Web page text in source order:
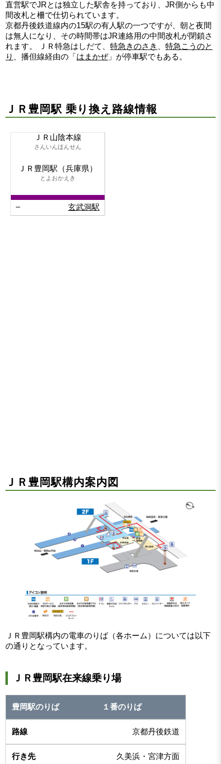
直営駅でJRとは独立した駅舎を持っており、JR側からも中
間改札と柵で仕切られています。
京都丹後鉄道線内の15駅の有人駅の一つですが、朝と夜間
は無人になり、その時間帯はJR連絡用の中間改札が閉鎖さ
れます。 ＪＲ特急はしだて、特急きのさき 、特急こうのと
り
、播但線経由の「 はまかぜ」が停車駅でもある。
ＪＲ豊岡駅 乗り換え路線情報
ＪＲ山陰本線
さんいんほんせん
ＪＲ豊岡駅（兵庫県）
とよおかえき
– 玄武洞駅
ＪＲ豊岡駅構内案内図
ＪＲ豊岡駅構内の電車のりば（各ホーム）については以下
の通りとなっています。
ＪＲ豊岡駅在来線乗り場
１番のりば
京都丹後鉄道
久美浜・宮津方面